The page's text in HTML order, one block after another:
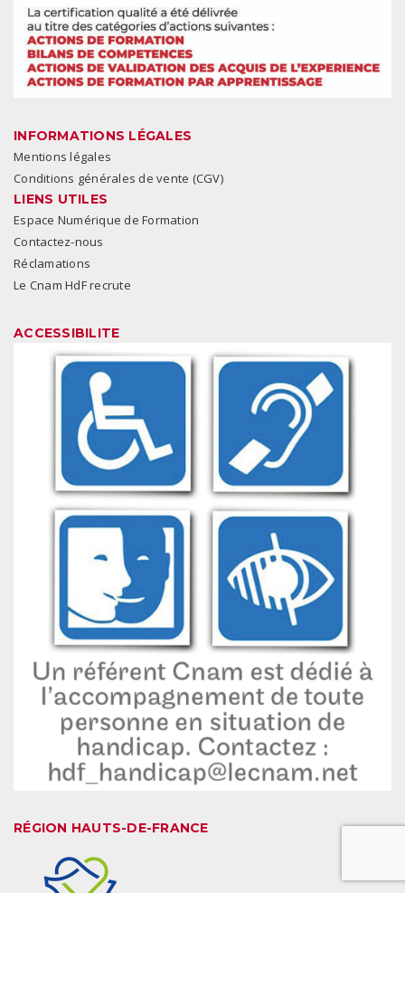
INFORMATIONS LÉGALES
Mentions légales
Conditions générales de vente (CGV)
LIENS UTILES
Espace Numérique de Formation
Contactez-nous
Réclamations
Le Cnam HdF recrute
ACCESSIBILITE
RÉGION HAUTS-DE-FRANCE